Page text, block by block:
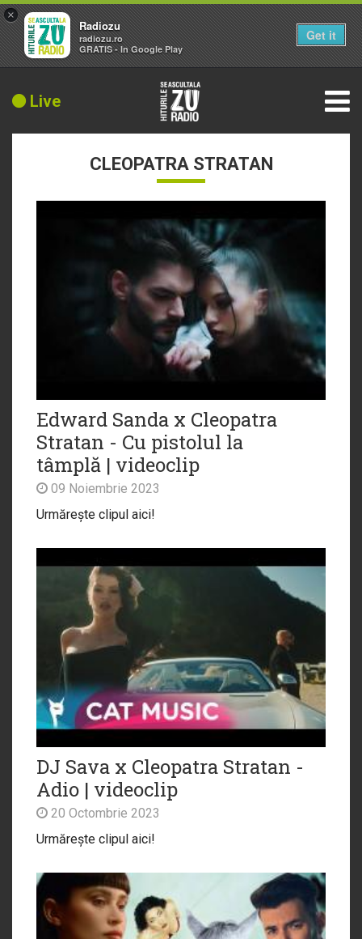
Live
CLEOPATRA STRATAN
Edward Sanda x Cleopatra
Stratan - Cu pistolul la
tâmplă | videoclip
09 Noiembrie 2023
Urmărește clipul aici!
DJ Sava x Cleopatra Stratan -
Adio | videoclip
20 Octombrie 2023
Urmărește clipul aici!
×
Radiozu
radiozu.ro
GRATIS - In Google Play
Get it